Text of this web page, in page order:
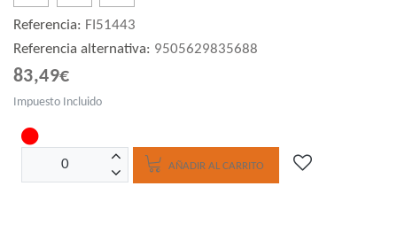
Referencia: FI51443
Referencia alternativa: 9505629835688
83,49€
Impuesto Incluido
AÑADIR AL CARRITO